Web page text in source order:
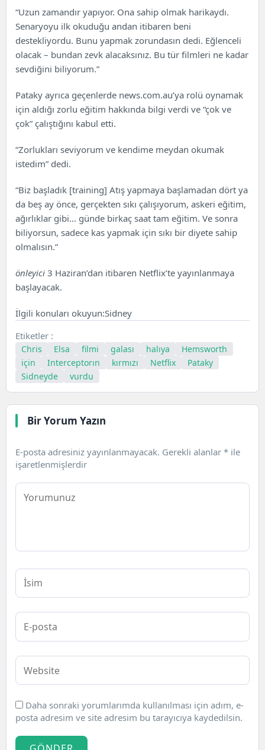
“Uzun zamandır yapıyor. Ona sahip olmak harikaydı.
Senaryoyu ilk okuduğu andan itibaren beni
destekliyordu. Bunu yapmak zorundasın dedi. Eğlenceli
olacak – bundan zevk alacaksınız. Bu tür filmleri ne kadar
sevdiğini biliyorum.”
Pataky ayrıca geçenlerde news.com.au’ya rolü oynamak
için aldığı zorlu eğitim hakkında bilgi verdi ve “çok ve
çok” çalıştığını kabul etti.
“Zorlukları seviyorum ve kendime meydan okumak
istedim” dedi.
“Biz başladık [training] Atış yapmaya başlamadan dört ya
da beş ay önce, gerçekten sıkı çalışıyorum, askeri eğitim,
ağırlıklar gibi… günde birkaç saat tam eğitim. Ve sonra
biliyorsun, sadece kas yapmak için sıkı bir diyete sahip
olmalısın.”
önleyici 3 Haziran’dan itibaren Netflix’te yayınlanmaya
başlayacak.
İlgili konuları okuyun:Sidney
Etiketler :
Chris Elsa filmi galası halıya
Hemsworth
için
Interceptorın kırmızı Netflix
Pataky
Sidneyde
vurdu
Bir Yorum Yazın
E-posta adresiniz yayınlanmayacak. Gerekli alanlar * ile
işaretlenmişlerdir
Daha sonraki yorumlarımda kullanılması için adım, e-
posta adresim ve site adresim bu tarayıcıya kaydedilsin.